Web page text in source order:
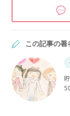
この記事の著